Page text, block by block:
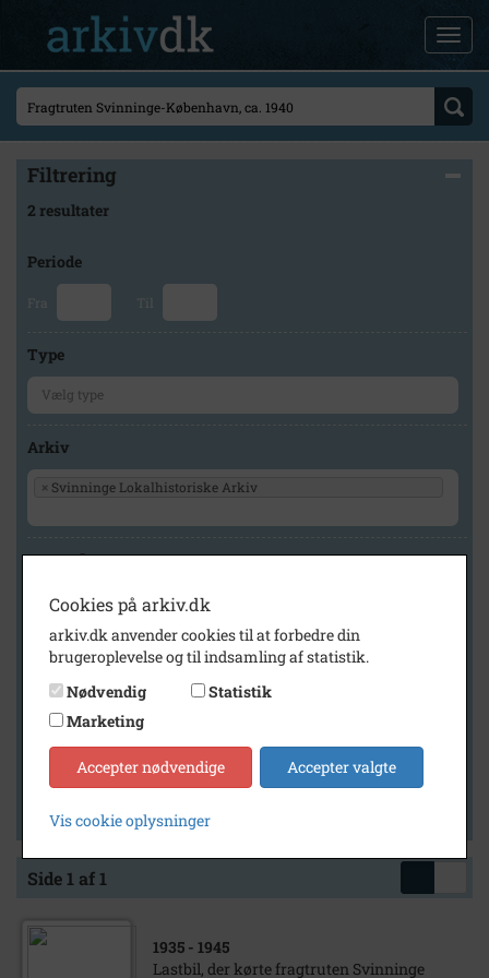
Filtrering
2 resultater
Periode
Fra Til
Type
Arkiv
× Svinninge Lokalhistoriske Arkiv
Geografi
Generelt
Vis kun med billeder
Vis kun med filmklip
Vis kun med lydklip
Vis kun med kilder
Vis kun med geo-tag
Side 1 af 1
1935 - 1945
Lastbil, der kørte fragtruten Svinninge
Cookies på arkiv.dk
arkiv.dk anvender cookies til at forbedre din
brugeroplevelse og til indsamling af statistik.
Nødvendig
Statistik
Marketing
Accepter nødvendige Accepter valgte
Vis cookie oplysninger